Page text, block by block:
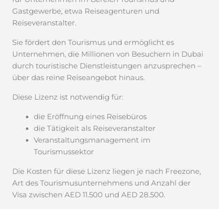
Gastgewerbe, etwa Reiseagenturen und
Reiseveranstalter.
Sie fördert den Tourismus und ermöglicht es
Unternehmen, die Millionen von Besuchern in Dubai
durch touristische Dienstleistungen anzusprechen –
über das reine Reiseangebot hinaus.
Diese Lizenz ist notwendig für:
die Eröffnung eines Reisebüros
die Tätigkeit als Reiseveranstalter
Veranstaltungsmanagement im
Tourismussektor
Die Kosten für diese Lizenz liegen je nach Freezone,
Art des Tourismusunternehmens und Anzahl der
Visa zwischen AED 11.500 und AED 28.500.